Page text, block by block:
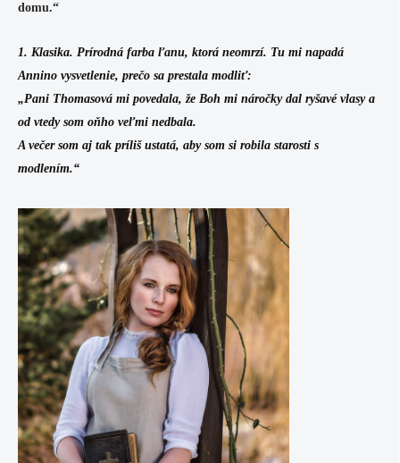
domu.“
1. Klasika. Prírodná farba ľanu, ktorá neomrzí. Tu mi napadá
Annino vysvetlenie, prečo sa prestala modliť:
„Pani Thomasová mi povedala, že Boh mi náročky dal ryšavé vlasy a
od vtedy som oňho veľmi nedbala.
A večer som aj tak príliš ustatá, aby som si robila starosti s
modlením.“